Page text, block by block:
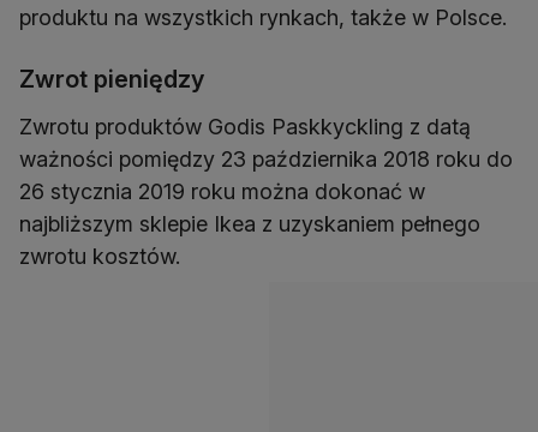
produktu na wszystkich rynkach, także w Polsce.
Zwrot pieniędzy
Zwrotu produktów Godis Paskkyckling z datą
ważności pomiędzy 23 października 2018 roku do
26 stycznia 2019 roku można dokonać w
najbliższym sklepie Ikea z uzyskaniem pełnego
zwrotu kosztów.